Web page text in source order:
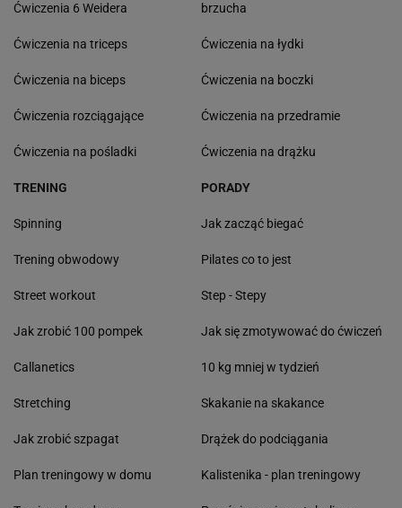
Ćwiczenia 6 Weidera
Ćwiczenia na triceps
Ćwiczenia na biceps
Ćwiczenia rozciągające
Ćwiczenia na pośladki
brzucha
Ćwiczenia na łydki
Ćwiczenia na boczki
Ćwiczenia na przedramie
Ćwiczenia na drążku
TRENING
Spinning
Trening obwodowy
Street workout
Jak zrobić 100 pompek
Callanetics
Stretching
Jak zrobić szpagat
Plan treningowy w domu
PORADY
Jak zacząć biegać
Pilates co to jest
Step - Stepy
Jak się zmotywować do ćwiczeń
10 kg mniej w tydzień
Skakanie na skakance
Drążek do podciągania
Kalistenika - plan treningowy